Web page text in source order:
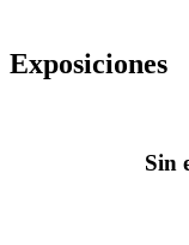
Exposiciones
Sin